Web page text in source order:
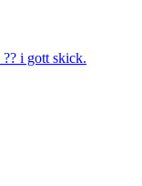
i gott skick.